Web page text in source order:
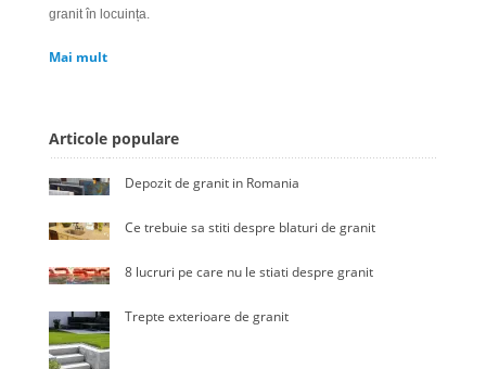
granit în locuința.
Mai mult
Articole populare
Depozit de granit in Romania
Ce trebuie sa stiti despre blaturi de granit
8 lucruri pe care nu le stiati despre granit
Trepte exterioare de granit